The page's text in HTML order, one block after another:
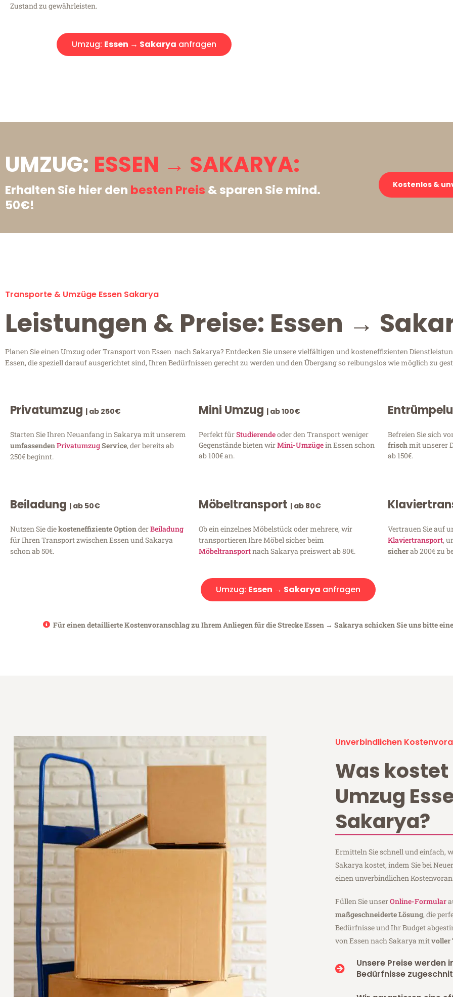
Zustand zu gewährleisten.
Umzug: Essen → Sakarya anfragen
UMZUG: ESSEN → SAKARYA:
Erhalten Sie hier den besten Preis & sparen Sie mind.
50€!
Kostenlos &
Transporte & Umzüge Essen Sakarya
Leistungen & Preise: Essen →
Planen Sie einen Umzug oder Transport von Essen nach Sakarya? Entdecken Sie unsere vielfältigen und kosteneffizienten
Essen, die speziell darauf ausgerichtet sind, Ihren Bedürfnissen gerecht zu werden und den Übergang so reibungslos wie möglich zu
Privatumzug | ab 250€
Starten Sie Ihren Neuanfang in Sakarya mit unserem
umfassendenPrivatumzugService, der bereits ab
250€ beginnt.
Mini Umzug | ab 100€
Perfekt fürStudierendeoder den Transport weniger
Gegenstände bieten wirMini-Umzügein Essen schon
ab 100€ an.
Befreien Sie sich
frischmit unserer
ab 150€.
Beiladung | ab 50€
Nutzen Sie diekosteneffiziente OptionderBeiladung
für Ihren Transport zwischen Essen und Sakarya
schon ab 50€.
Möbeltransport | ab 80€
Ob ein einzelnes Möbelstück oder mehrere, wir
transportieren Ihre Möbel sicher beim
Möbeltransportnach Sakarya preiswert ab 80€.
Vertrauen Sie auf
Klaviertransport,
sicherab 200€ zu
Umzug: Essen → Sakarya anfragen
Für einen detaillierte Kostenvoranschlag zu Ihrem Anliegen für die Strecke Essen → Sakarya schicken Sie uns bitte
Unverbindlichen
Was kostet
Umzug
Sakarya?
Ermitteln Sie schnell und einfach,
Sakarya kostet, indem Sie bei
einen unverbindlichen
Füllen Sie unserOnline-Formular
maßgeschneiderte Lösung, die
Bedürfnisse und Ihr Budget
von Essen nach Sakarya mitvoller
Unsere Preise werden
Bedürfnisse